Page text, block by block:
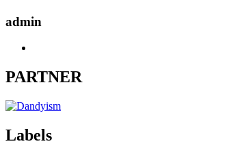
admin
PARTNER
Labels